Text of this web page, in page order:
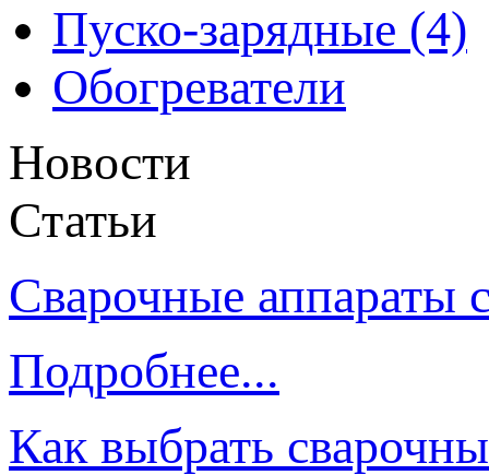
Пуско-зарядные (4)
Обогреватели
Новости
Статьи
Сварочные аппараты
Подробнее...
Как выбрать